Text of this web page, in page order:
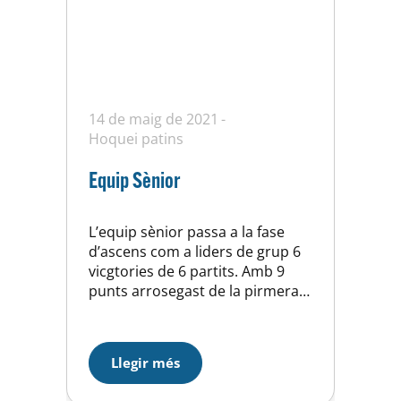
14 de maig de 2021
Hoquei patins
Equip Sènior
L’equip sènior passa a la fase
d’ascens com a liders de grup 6
vicgtories de 6 partits. Amb 9
punts arrosegast de la pirmera
Llegir més